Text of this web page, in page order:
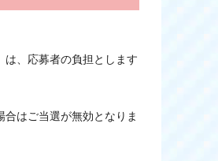
は、応募者の負担とします
はご当選が無効となりま